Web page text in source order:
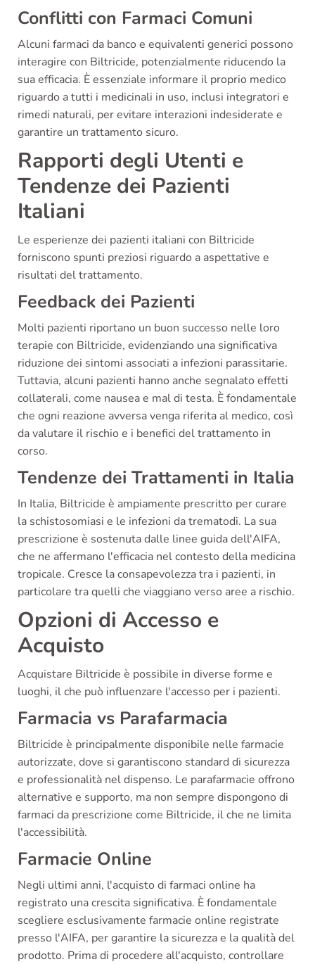
Conflitti con Farmaci Comuni
Alcuni farmaci da banco e equivalenti generici possono
interagire con Biltricide, potenzialmente riducendo la
sua efficacia. È essenziale informare il proprio medico
riguardo a tutti i medicinali in uso, inclusi integratori e
rimedi naturali, per evitare interazioni indesiderate e
garantire un trattamento sicuro.
Rapporti degli Utenti e
Tendenze dei Pazienti
Italiani
Le esperienze dei pazienti italiani con Biltricide
forniscono spunti preziosi riguardo a aspettative e
risultati del trattamento.
Feedback dei Pazienti
Molti pazienti riportano un buon successo nelle loro
terapie con Biltricide, evidenziando una significativa
riduzione dei sintomi associati a infezioni parassitarie.
Tuttavia, alcuni pazienti hanno anche segnalato effetti
collaterali, come nausea e mal di testa. È fondamentale
che ogni reazione avversa venga riferita al medico, così
da valutare il rischio e i benefici del trattamento in
corso.
Tendenze dei Trattamenti in Italia
In Italia, Biltricide è ampiamente prescritto per curare
la schistosomiasi e le infezioni da trematodi. La sua
prescrizione è sostenuta dalle linee guida dell'AIFA,
che ne affermano l'efficacia nel contesto della medicina
tropicale. Cresce la consapevolezza tra i pazienti, in
particolare tra quelli che viaggiano verso aree a rischio.
Opzioni di Accesso e
Acquisto
Acquistare Biltricide è possibile in diverse forme e
luoghi, il che può influenzare l'accesso per i pazienti.
Farmacia vs Parafarmacia
Biltricide è principalmente disponibile nelle farmacie
autorizzate, dove si garantiscono standard di sicurezza
e professionalità nel dispenso. Le parafarmacie offrono
alternative e supporto, ma non sempre dispongono di
farmaci da prescrizione come Biltricide, il che ne limita
l'accessibilità.
Farmacie Online
Negli ultimi anni, l'acquisto di farmaci online ha
registrato una crescita significativa. È fondamentale
scegliere esclusivamente farmacie online registrate
presso l'AIFA, per garantire la sicurezza e la qualità del
prodotto. Prima di procedere all'acquisto, controllare